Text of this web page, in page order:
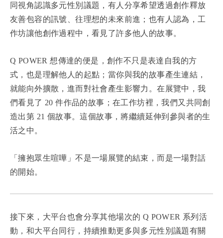
同視角認識多元性別議題，有人分享希望透過創作釋放
友善包容的訊號、往理想的未來前進；也有人認為，工
作坊讓他創作過程中，看見了許多他人的故事。
Q POWER 想傳達的便是，創作不只是表達自我的方
式，也是理解他人的起點；當你與我的故事產生連結，
就能向外擴散，進而對社會產生影響力。在展覽中，我
們看見了 20 件作品的故事；在工作坊裡，我們又共同創
造出第 21 個故事。這個故事，將繼續延伸到參與者的生
活之中。
「擁抱眾生喧嘩」不是一場展覽的結束，而是一場對話
的開始。
接下來，大平台也會分享其他場次的 Q POWER 系列活
動，和大平台同行，持續推動更多與多元性別議題有關